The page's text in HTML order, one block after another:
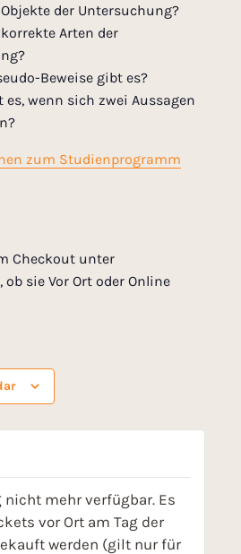
der Untersuchung?
Arten der
Beweise gibt es?
es, wenn sich zwei Aussagen
zum Studienprogramm
Checkout unter
ob sie Vor Ort oder Online
mehr verfügbar. Es
vor Ort am Tag der
werden (gilt nur für